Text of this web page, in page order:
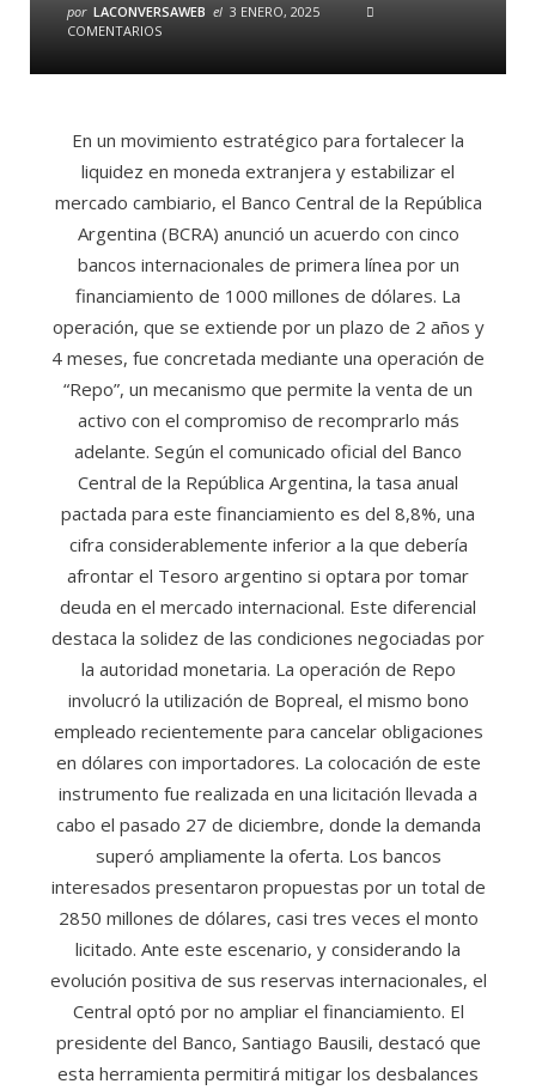
por LACONVERSAWEB el 3 ENERO, 2025
COMENTARIOS
En un movimiento estratégico para fortalecer la
liquidez en moneda extranjera y estabilizar el
mercado cambiario, el Banco Central de la República
Argentina (BCRA) anunció un acuerdo con cinco
bancos internacionales de primera línea por un
financiamiento de 1000 millones de dólares. La
operación, que se extiende por un plazo de 2 años y
4 meses, fue concretada mediante una operación de
“Repo”, un mecanismo que permite la venta de un
activo con el compromiso de recomprarlo más
adelante. Según el comunicado oficial del Banco
Central de la República Argentina, la tasa anual
pactada para este financiamiento es del 8,8%, una
cifra considerablemente inferior a la que debería
afrontar el Tesoro argentino si optara por tomar
deuda en el mercado internacional. Este diferencial
destaca la solidez de las condiciones negociadas por
la autoridad monetaria. La operación de Repo
involucró la utilización de Bopreal, el mismo bono
empleado recientemente para cancelar obligaciones
en dólares con importadores. La colocación de este
instrumento fue realizada en una licitación llevada a
cabo el pasado 27 de diciembre, donde la demanda
superó ampliamente la oferta. Los bancos
interesados presentaron propuestas por un total de
2850 millones de dólares, casi tres veces el monto
licitado. Ante este escenario, y considerando la
evolución positiva de sus reservas internacionales, el
Central optó por no ampliar el financiamiento. El
presidente del Banco, Santiago Bausili, destacó que
esta herramienta permitirá mitigar los desbalances